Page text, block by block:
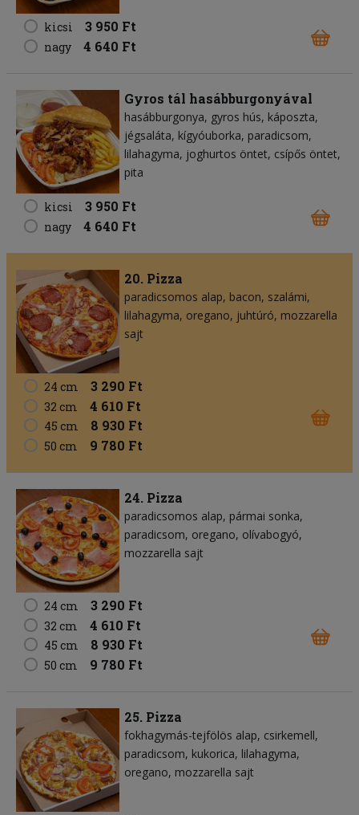
kicsi 3 950 Ft
nagy 4 640 Ft
Gyros tál hasábburgonyával
hasábburgonya gyros hús káposzta
jégsaláta kígyóuborka paradicsom
lilahagyma joghurtos öntet csípős öntet
pita
kicsi 3 950 Ft
nagy 4 640 Ft
20. Pizza
paradicsomos alap bacon szalámi
lilahagyma oregano juhtúró mozzarella
sajt
24 cm 3 290 Ft
32 cm 4 610 Ft
45 cm 8 930 Ft
50 cm 9 780 Ft
24. Pizza
paradicsomos alap pármai sonka
paradicsom oregano olívabogyó
mozzarella sajt
24 cm 3 290 Ft
32 cm 4 610 Ft
45 cm 8 930 Ft
50 cm 9 780 Ft
25. Pizza
fokhagymás-tejfölös alap csirkemell
paradicsom kukorica lilahagyma
oregano mozzarella sajt